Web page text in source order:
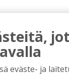
eväste- ja